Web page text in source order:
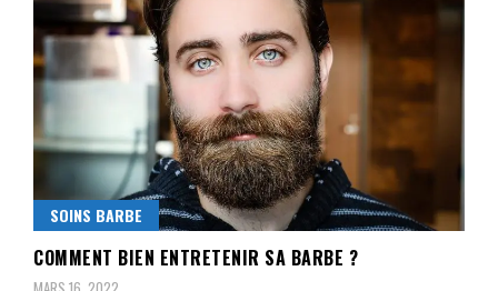
SOINS BARBE
COMMENT BIEN ENTRETENIR SA BARBE ?